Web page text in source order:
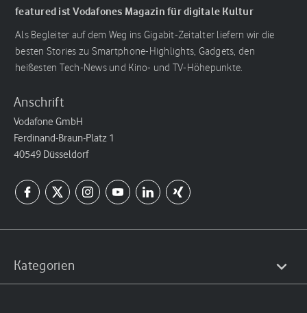
featured ist Vodafones Magazin für digitale Kultur
Als Begleiter auf dem Weg ins Gigabit-Zeitalter liefern wir die
besten Stories zu Smartphone-Highlights, Gadgets, den
heißesten Tech-News und Kino- und TV-Höhepunkte.
Anschrift
Vodafone GmbH
Ferdinand-Braun-Platz 1
40549 Düsseldorf
Kategorien